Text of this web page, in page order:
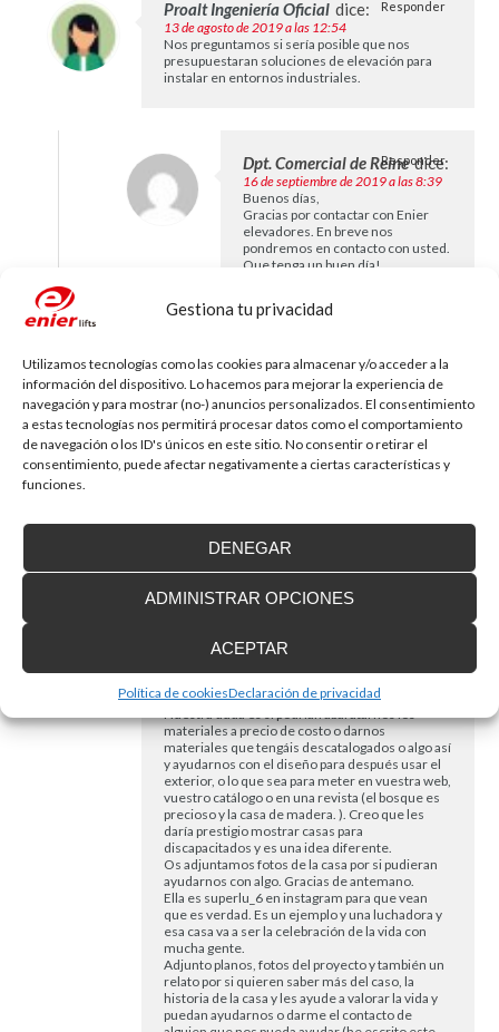
Gestiona tu privacidad
Utilizamos tecnologías como las cookies para almacenar y/o acceder a la
información del dispositivo. Lo hacemos para mejorar la experiencia de
navegación y para mostrar (no-) anuncios personalizados. El consentimiento
a estas tecnologías nos permitirá procesar datos como el comportamiento
de navegación o los ID's únicos en este sitio. No consentir o retirar el
consentimiento, puede afectar negativamente a ciertas características y
funciones.
ACEPTAR
DENEGAR
ADMINISTRAR OPCIONES
Política de cookiesDeclaración de privacidad
Proalt Ingeniería Oficial dice:
13 de agosto de 2019 a las 12:54
Nos preguntamos si sería posible que nos
presupuestaran soluciones de elevación para
instalar en entornos industriales.
Responder
Dpt. Comercial de Reine dice:
16 de septiembre de 2019 a las 8:39
Buenos días,
Gracias por contactar con Enier
elevadores. En breve nos
pondremos en contacto con usted.
Que tenga un buen día!
Responder
Lucia dice:
23 de mayo de 2021 a las 16:47
Hola, soy de Santander, les escribo porque
nuestra hija de 6 años se ha quedado parapléjica
por un herpes, estuvo en coma 23 días en
octubre, 3 meses en UCI y estamos viviendo
ahora en Toledo en el Hospital.
porque el terreno tiene mucha pendiente.
Inicialmente no habíamos pensado ponerla un
ponerse en la fachada que suba a la parte de
vosotros por ello.
materiales a precio de costo o darnos
materiales que tengáis descatalogados o algo así
y ayudarnos con el diseño para después usar el
exterior, o lo que sea para meter en vuestra web,
vuestro catálogo o en una revista (el bosque es
precioso y la casa de madera. ). Creo que les
daría prestigio mostrar casas para
discapacitados y es una idea diferente.
Os adjuntamos fotos de la casa por si pudieran
ayudarnos con algo. Gracias de antemano.
Ella es superlu_6 en instagram para que vean
que es verdad. Es un ejemplo y una luchadora y
esa casa va a ser la celebración de la vida con
mucha gente.
Adjunto planos, fotos del proyecto y también un
relato por si quieren saber más del caso, la
historia de la casa y les ayude a valorar la vida y
puedan ayudarnos o darme el contacto de
Responder